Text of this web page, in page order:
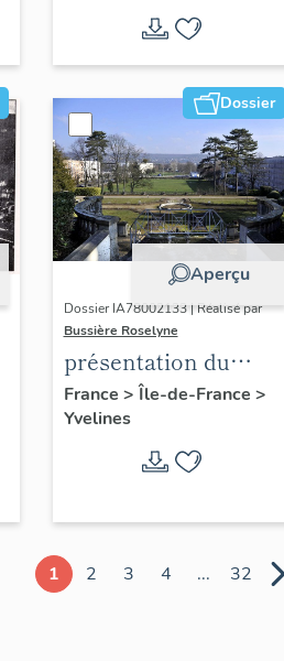
Dossier
Aperçu
Dossier IA78002133 | Réalisé par
Bussière Roselyne
présentation du
diagnostic
patrimonial, urbain
et paysager de Seine-
France > Île-de-France >
Yvelines
1 2 3 4 ... 32